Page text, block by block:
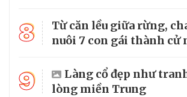
8
Từ căn lều giữa rừng,
nuôi 7 con gái thành cử
9
Làng cổ đẹp như
lòng miền Trung